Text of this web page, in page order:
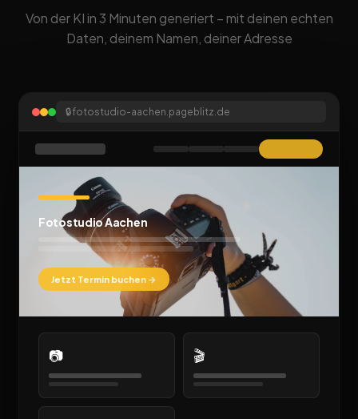
Von der KI in 3 Minuten generiert – mit deinen echten
Daten, deinem Namen, deiner Adresse
🔒fotostudio-aachen.pageblitz.de
Fotostudio Aachen
Jetzt Termin buchen →
📷 🎬